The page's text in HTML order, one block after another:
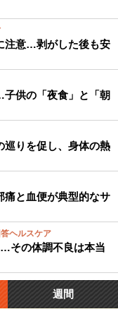
注意…剥がした後も安
供の「夜食」と「朝
巡りを促し、身体の熱
痛と血便が典型的なサ
ヘルスケア
その体調不良は本当
週間